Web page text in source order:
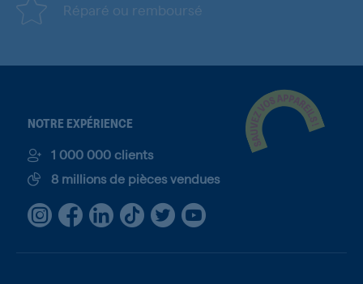
Réparé ou remboursé
NOTRE EXPÉRIENCE
1 000 000 clients
8 millions de pièces vendues